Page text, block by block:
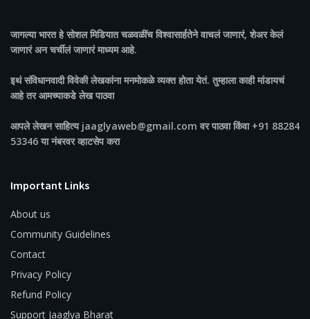
जागल्या भारतहे सोशल मिडियात चळवळींच विश्वासार्हतेने वाचलं जाणारं, शेअर केलं
जाणारं अन चर्चीलं जाणारं माध्यम आहे.
इथं संविधानवादी विवेकी लेखकांना मनमोकळे व्यक्त होता येतं. तुम्हाला काही मांडायचं
आहे तर आमच्याकडे लेख पाठवा
आपले लेखन साहित्य jaaglyaweb@gmail.com वर पाठवा किंवा +91 88284
53346 या नंबरवर व्हाटसेप करा
Important Links
About us
Community Guidelines
Contact
Privacy Policy
Refund Policy
Support Jaaglya Bharat